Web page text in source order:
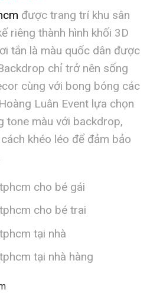
được trang trí khu sân
riêng thành hình khối 3D
tắn là màu quốc dân được
chỉ trở nên sống
cùng với bong bóng các
Luân Event lựa chọn
tone màu với backdrop,
khéo léo để đảm bảo
cho bé gái
cho bé trai
tại nhà
tại nhà hàng